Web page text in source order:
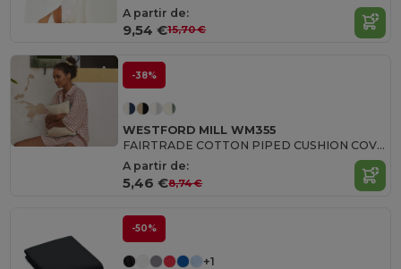
A partir de:
9,54 €15,70 €
-38%
WESTFORD MILL WM355
FAIRTRADE COTTON PIPED CUSHION COVER
A partir de:
5,46 €8,74 €
-50%
+1